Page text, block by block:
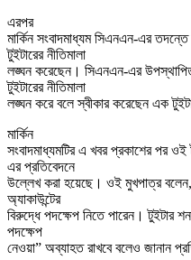
এরপর
মার্কিন সংবাদমাধ্যম সিএনএন-এর
টুইটারের নীতিমালা
লঙ্ঘন করেছেন। সিএনএন-এর
টুইটারের নীতিমালা
লঙ্ঘন করে বলে স্বীকার করেছেন এক
মার্কিন
সংবাদমাধ্যমটির এ খবর প্রকাশের পর
এর প্রতিবেদনে
উল্লেখ করা হয়েছে। ওই মুখপাত্র বলেন,
অ্যাকাউন্টের
বিরুদ্ধে পদক্ষেপ নিতে পারেন। টুইটার
পদক্ষেপ
নেওয়া” অব্যাহত রাখবে বলেও জানান